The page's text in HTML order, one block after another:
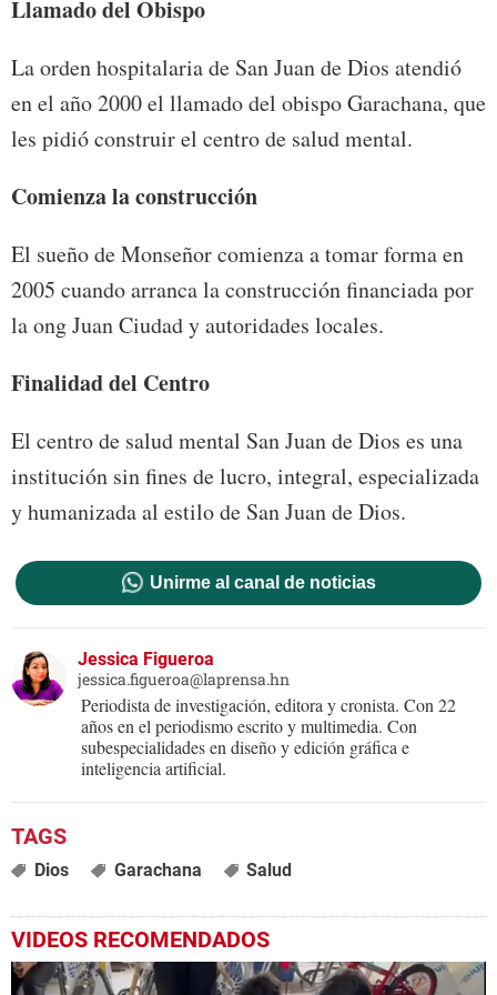
Llamado del Obispo
La orden hospitalaria de San Juan de Dios atendió
en el año 2000 el llamado del obispo Garachana, que
les pidió construir el centro de salud mental.
Comienza la construcción
El sueño de Monseñor comienza a tomar forma en
2005 cuando arranca la construcción financiada por
la ong Juan Ciudad y autoridades locales.
Finalidad del Centro
El centro de salud mental San Juan de Dios es una
institución sin fines de lucro, integral, especializada
y humanizada al estilo de San Juan de Dios.
Unirme al canal de noticias
Jessica Figueroa
jessica.figueroa@laprensa.hn
Periodista de investigación, editora y cronista. Con 22
años en el periodismo escrito y multimedia. Con
subespecialidades en diseño y edición gráfica e
inteligencia artificial.
Dios Garachana Salud
VIDEOS RECOMENDADOS